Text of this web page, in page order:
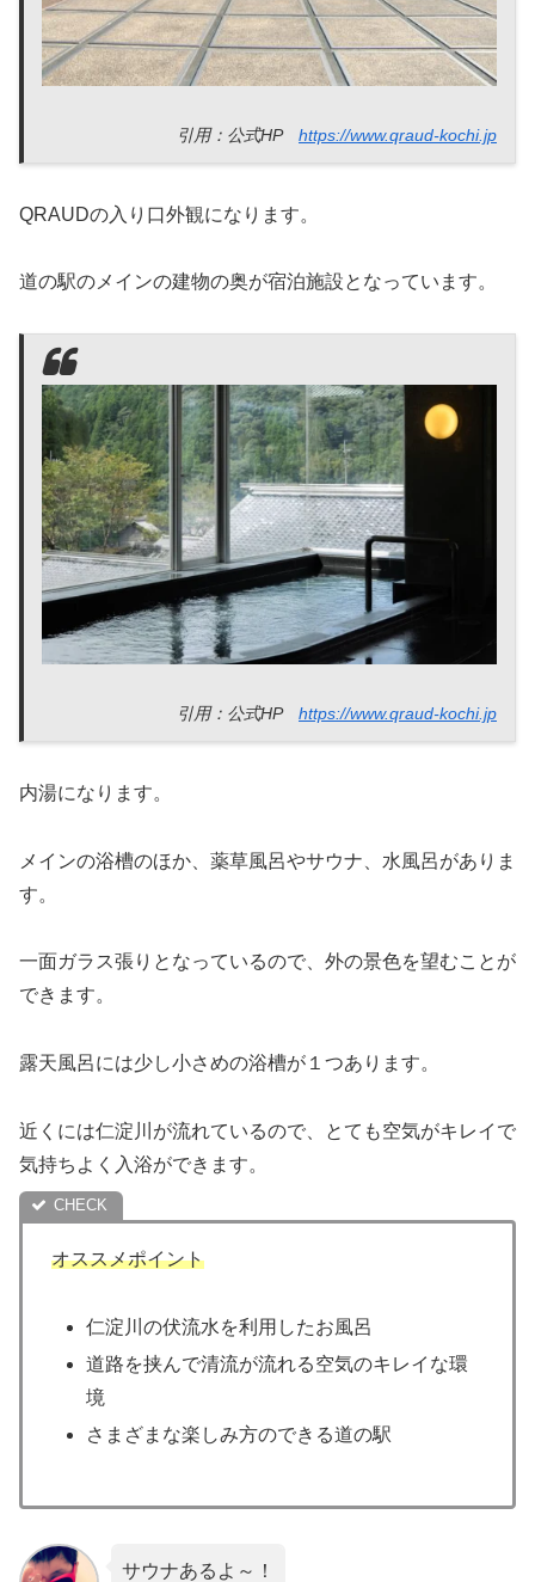
引用：公式HP https://www.qraud-kochi.jp
QRAUDの入り口外観になります。
道の駅のメインの建物の奥が宿泊施設となっています。
引用：公式HP https://www.qraud-kochi.jp
内湯になります。
メインの浴槽のほか、薬草風呂やサウナ、水風呂がありま
す。
一面ガラス張りとなっているので、外の景色を望むことが
できます。
露天風呂には少し小さめの浴槽が１つあります。
近くには仁淀川が流れているので、とても空気がキレイで
気持ちよく入浴ができます。
オススメポイント
仁淀川の伏流水を利用したお風呂
道路を挟んで清流が流れる空気のキレイな環
境
さまざまな楽しみ方のできる道の駅
サウナあるよ～！